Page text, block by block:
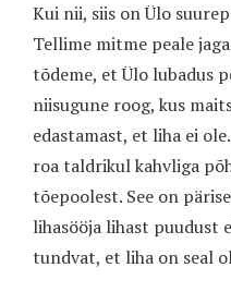
Kui nii, siis on Ülo
Tellime mitme peale
tõdeme, et Ülo lubadus
niisugune roog, kus
edastamast, et liha ei
roa taldrikul kahvliga
tõepoolest. See on
lihasööja lihast puudust
tundvat, et liha on seal